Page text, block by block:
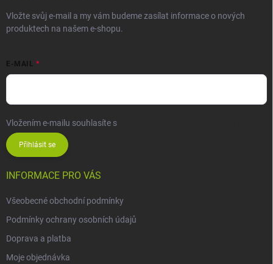
Vložte svůj e-mail a my vám budeme zasílat informace o nových
produktech na našem e-shopu.
E-MAIL
Vložením e-mailu souhlasíte s
Přihlásit se
INFORMACE PRO VÁS
Všeobecné obchodní podmínky
Podmínky ochrany osobních údajů
Doprava a platba
Moje objednávka